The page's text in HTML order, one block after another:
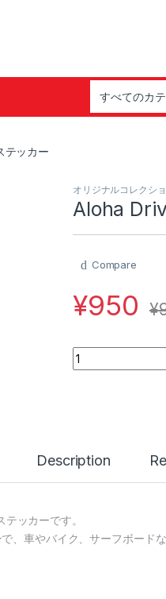
テッカー
オリジナルコレクシ
Aloha
Compare
¥950 ¥
Aloha Drive ス
Description
ッカーです。
、車やバイク、サーフボード